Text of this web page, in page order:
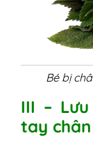
Bé bị
III –
tay